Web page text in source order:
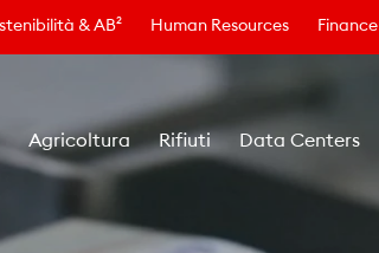
& AB² Human Resources Finance
Agricoltura Rifiuti Data Centers